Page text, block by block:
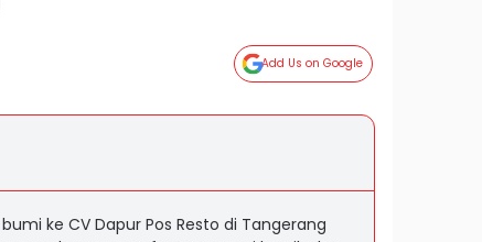
Add Us on Google
ke CV Dapur Pos Resto di Tangerang